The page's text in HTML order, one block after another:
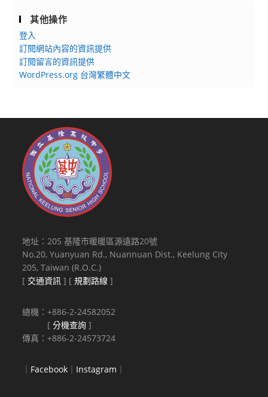
其他操作
登入
訂閱網站內容的資訊提供
訂閱留言的資訊提供
WordPress.org 台灣繁體中文
地址：205 基隆市暖暖區源遠路20號
No.20, Yuanyuan Rd., Nuannuan Dist., Keelung City
205, Taiwan (R.O.C.)
[ 交通資訊 ] [規劃路線 ]
總機：+886-2-24582052
[分機查詢 ]
傳真：+886-2-24573724
｜ Facebook ｜ Instagram ｜